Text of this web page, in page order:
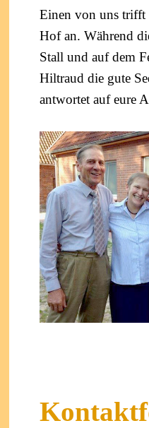
Einen von uns trifft
Hof an. Während
Stall und auf dem
Hiltraud die gute
antwortet auf eure